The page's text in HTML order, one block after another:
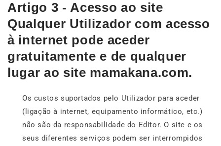
Artigo 3 - Acesso ao site
Qualquer Utilizador com acesso
à internet pode aceder
gratuitamente e de qualquer
lugar ao site mamakana.com.
Os custos suportados pelo Utilizador para aceder
(ligação à internet, equipamento informático, etc.)
não são da responsabilidade do Editor. O site e os
seus diferentes serviços podem ser interrompidos